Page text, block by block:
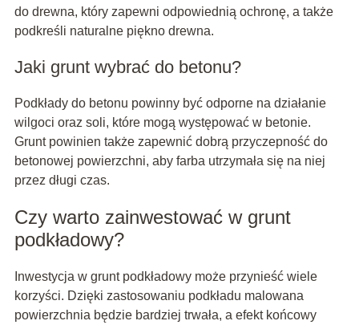
do drewna, który zapewni odpowiednią ochronę, a także
podkreśli naturalne piękno drewna.
Jaki grunt wybrać do betonu?
Podkłady do betonu powinny być odporne na działanie
wilgoci oraz soli, które mogą występować w betonie.
Grunt powinien także zapewnić dobrą przyczepność do
betonowej powierzchni, aby farba utrzymała się na niej
przez długi czas.
Czy warto zainwestować w grunt
podkładowy?
Inwestycja w grunt podkładowy może przynieść wiele
korzyści. Dzięki zastosowaniu podkładu malowana
powierzchnia będzie bardziej trwała, a efekt końcowy